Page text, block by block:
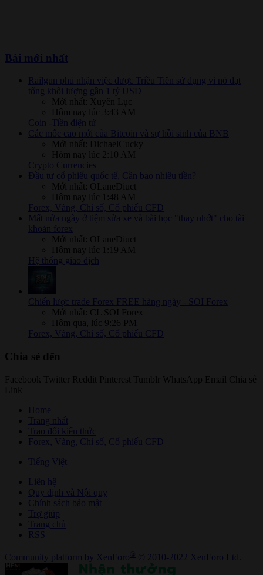
Bài mới nhất
Railgun phủ nhận việc được Triều Tiên sử dụng vì nó đạt
tổng khối lượng gần 1 tỷ USD
Mới nhất: Xuyên Lục
Hôm nay lúc 3:43 AM
Coin -Tiền điện tử
Các mốc cao mới của Bitcoin và sự hồi sinh của BNB
Mới nhất: DichaelCucky
Hôm nay lúc 2:10 AM
Crypto Currencies
Đầu tư cổ phiếu quốc tế, Cần bao nhiêu tiền?
Mới nhất: OLaneDiuct
Hôm nay lúc 1:48 AM
Forex, Vàng, Chỉ số, Cổ phiếu CFD
Mất nửa ngày ở tiệm sửa xe và bài học "thay nhớt" cho tài
khoản forex
Mới nhất: OLaneDiuct
Hôm nay lúc 1:19 AM
Hệ thống giao dịch
Chiến lược trade Forex FREE hàng ngày - SOI Forex
Mới nhất: CL SOI Forex
Hôm qua, lúc 9:26 PM
Forex, Vàng, Chỉ số, Cổ phiếu CFD
Chia sẻ đến
Facebook Twitter Reddit Pinterest Tumblr WhatsApp Email
Chia sẻ
Link
Home
Trang nhất
Trao đổi kiến thức
Forex, Vàng, Chỉ số, Cổ phiếu CFD
Tiếng Việt
Liên hệ
Quy định và Nội quy
Chính sách bảo mật
Trợ giúp
Trang chủ
RSS
Community platform by XenForo © 2010-2022 XenForo Ltd.